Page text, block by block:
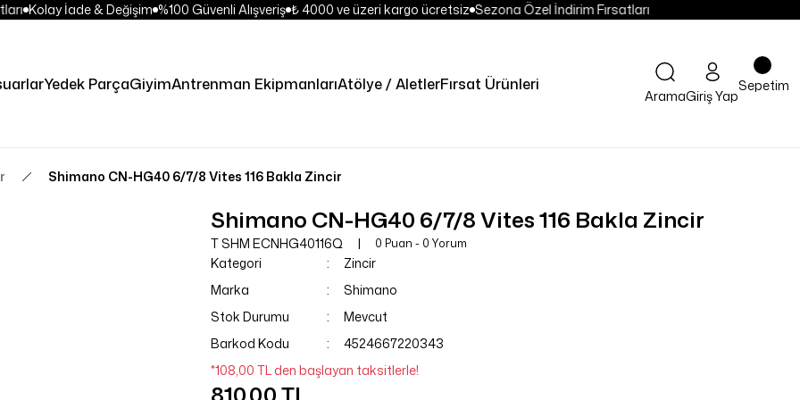
Kolay İade & Değişim %100 Güvenli Alışveriş ₺ 4000 ve üzeri kargo ücretsiz Sezona Özel İndirim Fırsatları
Yedek ParçaGiyimAntrenman EkipmanlarıAtölye / AletlerFırsat Ürünleri
AramaGiriş Yap
Sepetim
Shimano CN-HG40 6/7/8 Vites 116 Bakla Zincir
Shimano CN-HG40 6/7/8 Vites 116 Bakla Zincir
T SHM ECNHG40116Q 0 Puan - 0 Yorum
Kategori
Zincir
Marka
Shimano
Stok Durumu
Mevcut
Barkod Kodu
4524667220343
*108,00 TL den başlayan taksitlerle!